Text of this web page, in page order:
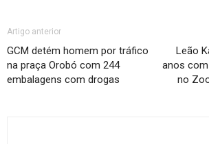
Artigo anterior
GCM detém homem por tráfico
na praça Orobó com 244
embalagens com drogas
Leão
anos
no